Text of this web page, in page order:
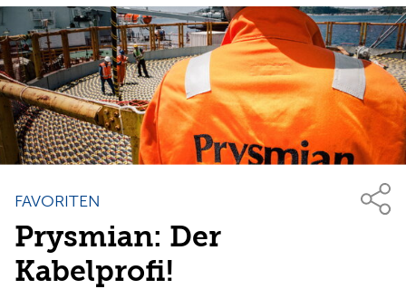
FAVORITEN
Prysmian: Der
Kabelprofi!
Anmelden